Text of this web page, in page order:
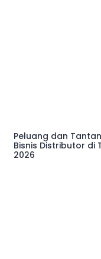
Peluang dan
Bisnis Distributor di
2026